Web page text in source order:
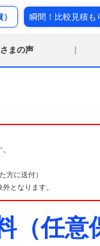
瞬間！比較見積も
まの声
方に送付）
となります。
任意